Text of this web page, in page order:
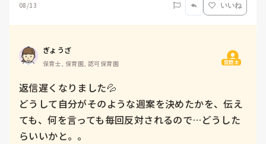
08/13 いいね
ぎょうざ
保育士, 保育園, 認可保育園 質問主
返信遅くなりました💦
どうして自分がそのような週案を決めたかを、伝え
ても、何を言っても毎回反対されるので…どうした
らいいかと。。